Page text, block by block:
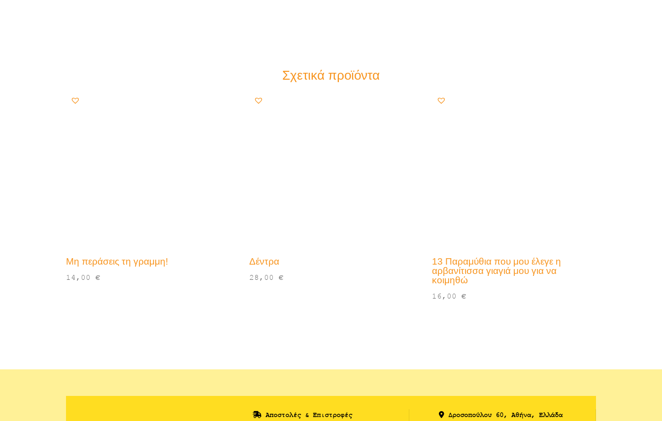
Σχετικά προϊόντα
Μη περάσεις τη γραμμη!
14,00€
Δέντρα
28,00 €
13 Παραμύθια που μου έλεγε η
αρβανίτισσα γιαγιά μου για να
κοιμηθώ
16,00€
Αποστολές & Επιστροφές Δροσoπούλου 60, Αθήνα, Ελλάδα